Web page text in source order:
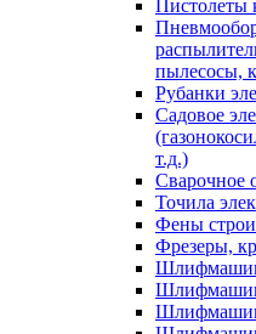
Пистолеты
пылесосы,
Рубанки
Садовое
т.д.)
Сварочное
Точила
Фены
Фрезеры,